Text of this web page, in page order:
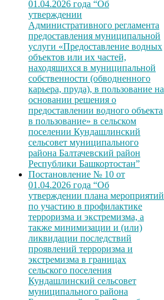
01.04.2026 года “Об
утверждении
Административного регламента
предоставления муниципальной
услуги «Предоставление водных
объектов или их частей,
находящихся в муниципальной
собственности (обводненного
карьера, пруда), в пользование на
основании решения о
предоставлении водного объекта
в пользование» в сельском
поселении Кундашлинский
сельсовет муниципального
района Балтачевский район
Республики Башкортостан”
Постановление № 10 от
01.04.2026 года “Об
утверждении плана мероприятий
по участию в профилактике
терроризма и экстремизма, а
также минимизации и (или)
ликвидации последствий
проявлений терроризма и
экстремизма в границах
сельского поселения
Кундашлинский сельсовет
муниципального района